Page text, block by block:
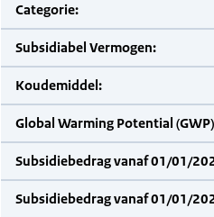
Categorie:
Subsidiabel Vermogen:
Koudemiddel:
Global Warming Potential
Subsidiebedrag vanaf 01/01/
Subsidiebedrag vanaf 01/01/